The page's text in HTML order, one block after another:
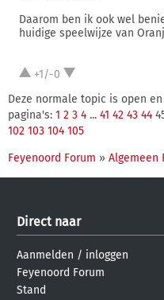
Daarom ben ik ook wel
huidige speelwijze van
+1/-0
Deze normale topic is open
pagina's: 1 2 3 4 ... 41 42 43 44
102 103 104 105
Feyenoord Forum » Algemeen
Direct naar
Aanmelden / inloggen
Feyenoord Forum
Stand